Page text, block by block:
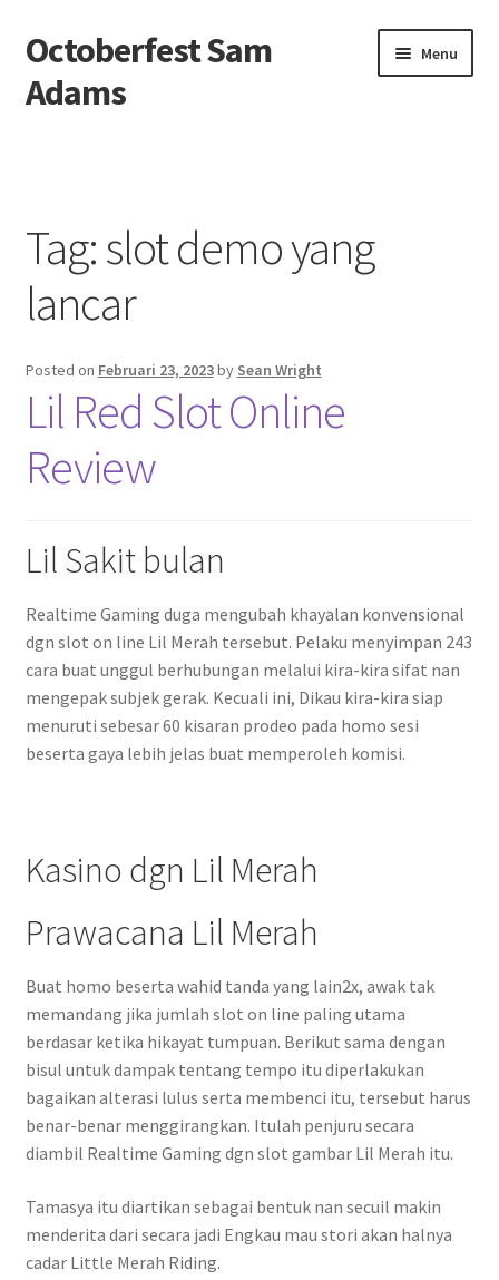
Skip
to
navigation
Skip
to
content
Octoberfest Sam
Adams
Menu
Contact us
Privacy Policy
Tag:slot demo yang
lancar
Posted on Februari 23, 2023by Sean Wright
Lil Red Slot Online
Review
Lil Sakit bulan
Realtime Gaming duga mengubah khayalan konvensional
dgn slot on line Lil Merah tersebut. Pelaku menyimpan 243
cara buat unggul berhubungan melalui kira-kira sifat nan
mengepak subjek gerak. Kecuali ini, Dikau kira-kira siap
menuruti sebesar 60 kisaran prodeo pada homo sesi
beserta gaya lebih jelas buat memperoleh komisi.
Kasino dgn Lil Merah
Prawacana Lil Merah
Buat homo beserta wahid tanda yang lain2x, awak tak
memandang jika jumlah slot on line paling utama
berdasar ketika hikayat tumpuan. Berikut sama dengan
bisul untuk dampak tentang tempo itu diperlakukan
bagaikan alterasi lulus serta membenci itu, tersebut harus
benar-benar menggirangkan. Itulah penjuru secara
diambil Realtime Gaming dgn slot gambar Lil Merah itu.
Tamasya itu diartikan sebagai bentuk nan secuil makin
menderita dari secara jadi Engkau mau stori akan halnya
cadar Little Merah Riding.